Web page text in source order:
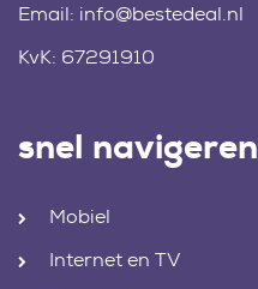
Email: info@bestedeal.nl
KvK: 67291910
snel navigeren
Mobiel
Internet en TV